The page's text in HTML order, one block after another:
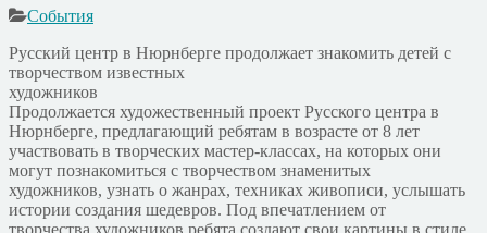
События
Русский центр в Нюрнберге продолжает знакомить детей с
творчеством известных
художников
Продолжается художественный проект Русского центра в
Нюрнберге, предлагающий ребятам в возрасте от 8 лет
участвовать в творческих мастер-классах, на которых они
могут познакомиться с творчеством знаменитых
художников, узнать о жанрах, техниках живописи, услышать
истории создания шедевров. Под впечатлением от
творчества художников ребята создают свои картины в стиле,